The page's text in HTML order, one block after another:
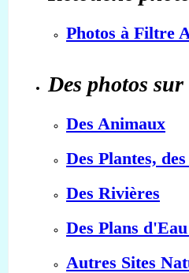
Photos à Filtre
Des photos
Des Animaux
Des Plantes,
Des Rivières
Des Plans
Autres Sites